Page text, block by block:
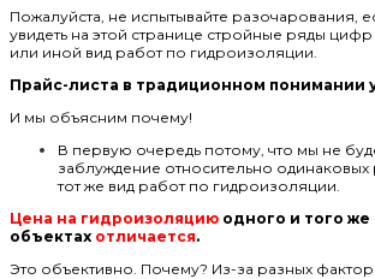
Пожалуйста, не испытывайте разочарования,
увидеть на этой странице стройные ряды цифр
или иной вид работ по гидроизоляции.
Прайс-листа в традиционном понимании
И мы объясним почему!
В первую очередь потому, что мы не
заблуждение относительно
тот же вид работ по гидроизоляции.
Цена на гидроизоляцию одного и того же
объектах отличается.
Это объективно. Почему? Из-за разных